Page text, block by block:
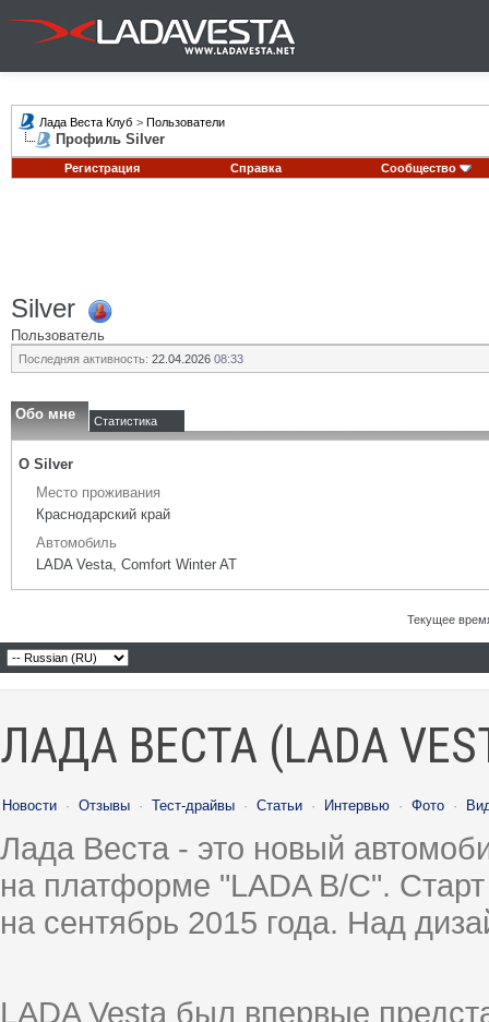
Лада Веста Клуб > Пользователи
Профиль Silver
Регистрация Справка Сообщество
Silver
Пользователь
Последняя активность: 22.04.2026 08:33
Обо мне Статистика
О Silver
Место проживания
Краснодарский край
Автомобиль
LADA Vesta, Comfort Winter AT
Текущее
ЛАДА ВЕСТА (LADA
Новости · Отзывы · Тест-драйвы · Статьи · Интервью · Фото ·
Лада Веста - это новый
на платформе "LADA B/C".
на сентябрь 2015 года. Над
LADA Vesta был впервые